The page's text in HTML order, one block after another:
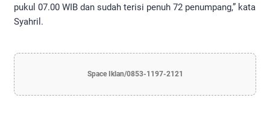
pukul 07.00 WIB dan sudah terisi penuh 72 penumpang,” kata
Syahril.
Space Iklan/0853-1197-2121